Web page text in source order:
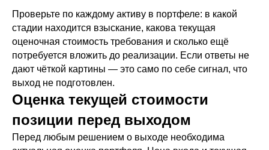
Проверьте по каждому активу в портфеле: в какой
стадии находится взыскание, какова текущая
оценочная стоимость требования и сколько ещё
потребуется вложить до реализации. Если ответы не
дают чёткой картины — это само по себе сигнал, что
выход не подготовлен.
Оценка текущей стоимости
позиции перед выходом
Перед любым решением о выходе необходима